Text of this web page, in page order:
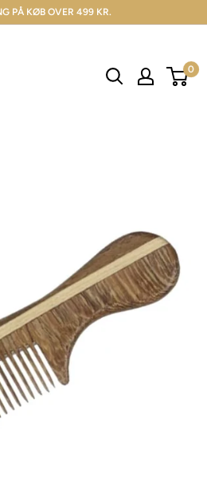
PÅ KØB OVER 499 KR.
0